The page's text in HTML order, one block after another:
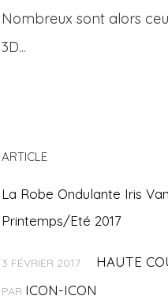
Nombreux sont alors
3D...
ARTICLE
La Robe Ondulante Iris
Printemps/Eté 2017
3 FÉVRIER 2017 HAUTE
PAR ICON-ICON